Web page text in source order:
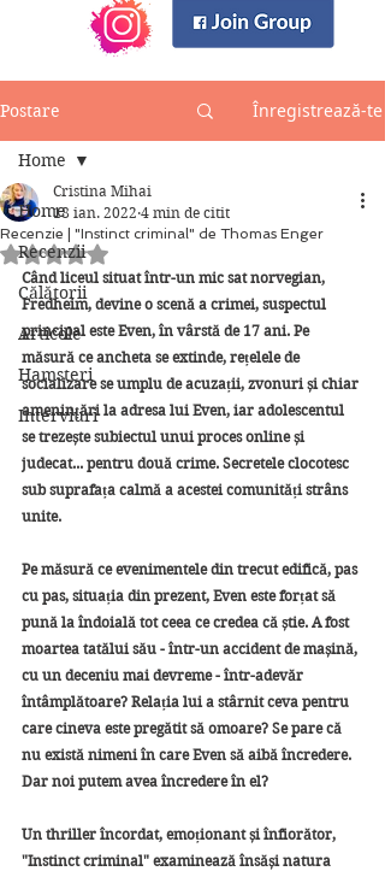
Postare Înregistrează-te
Home
Recenzii
Călătorii
Articole
Hamsteri
Interviuri
Home
Recenzie | "Instinct criminal" de Thomas Enger
Cristina Mihai
18 ian. 2022 4 min de citit
Evaluat(ă) cu NaN din 5 stele.
Când liceul situat într-un mic sat norvegian,
Fredheim, devine o scenă a crimei, suspectul
principal este Even, în vârstă de 17 ani. Pe
măsură ce ancheta se extinde, rețelele de
socializare se umplu de acuzații, zvonuri și chiar
amenințări la adresa lui Even, iar adolescentul
se trezește subiectul unui proces online și
judecat... pentru două crime. Secretele clocotesc
sub suprafața calmă a acestei comunități strâns
unite.
Pe măsură ce evenimentele din trecut edifică, pas
cu pas, situația din prezent, Even este forțat să
pună la îndoială tot ceea ce credea că știe. A fost
moartea tatălui său - într-un accident de mașină,
cu un deceniu mai devreme - într-adevăr
întâmplătoare? Relația lui a stârnit ceva pentru
care cineva este pregătit să omoare? Se pare că
nu există nimeni în care Even să aibă încredere.
Dar noi putem avea încredere în el?
Un thriller încordat, emoționant și înfiorător,
"Instinct criminal" examinează însăși natura